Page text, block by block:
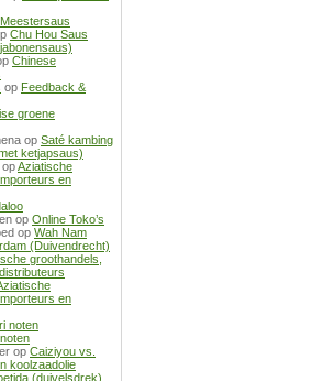
Meestersaus
Chu Hou Saus
Chinese
op Feedback &
groene
op Saté kambing
ketjapsaus)
opAziatische
en
op Online Toko’s
op Wah Nam
(Duivendrecht)
groothandels,
en
noten
op Caiziyou vs.
koolzaadolie
(duivelsdrek)